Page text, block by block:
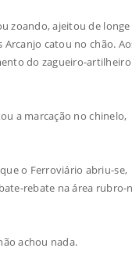
zoando, ajeitou de longe
catou no chão.
do zagueiro-
a marcação no chinelo,
o Ferroviário abriu-se,
rebate na área rubro-
achou nada.